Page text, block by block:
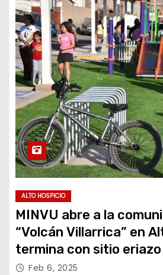
ALTO HOSPICIO
MINVU abre a la
“Volcán Villarrica” en
termina con sitio
a los vecinos
Feb 6, 2025